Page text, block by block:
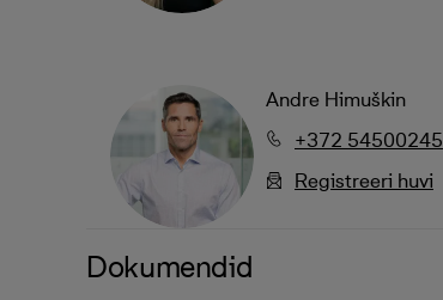
Andre Himuškin
+372 54500245
Registreeri huvi
Dokumendid